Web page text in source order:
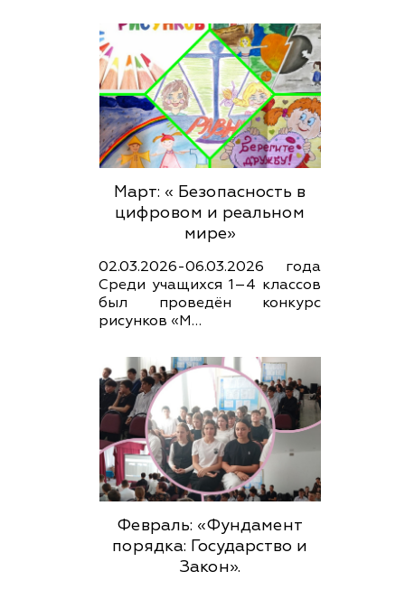
Март: « Безопасность в
цифровом и реальном
мире»
02.03.2026-06.03.2026 года
Среди учащихся 1–4 классов
был проведён конкурс
рисунков «М…
Февраль: «Фундамент
порядка: Государство и
Закон».